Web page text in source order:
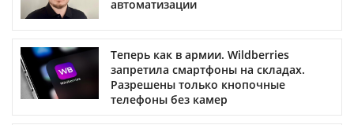
автоматизации
Теперь как в армии. Wildberries
запретила смартфоны на складах.
Разрешены только кнопочные
телефоны без камер